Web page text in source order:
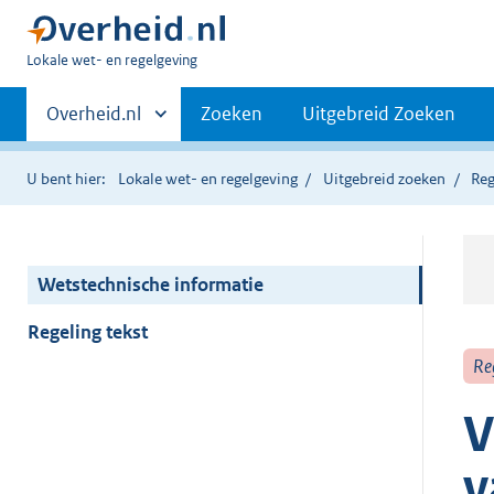
U
hier:
Lokale wet- en regelgeving
Primaire
navigatie
Andere
sites
binnen
Overheid.nl Zoeken Uitgebreid Zoeken
U bent hier: Lokale wet- en regelgeving Uitgebreid zoeken
Wetstechnische informatie
Regeling tekst